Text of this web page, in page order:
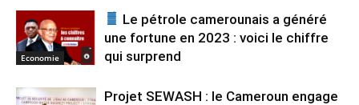
Economie
Le pétrole camerounais a généré
une fortune en 2023 : voici le chiffre
qui surprend
Projet SEWASH : le Cameroun engage